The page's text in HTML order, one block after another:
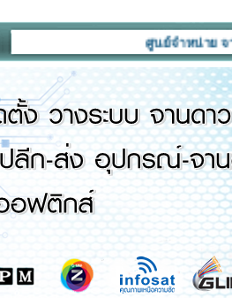
ศูนย์จำหน่าย จานดาว